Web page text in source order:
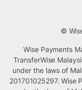
©
Wise Payments
TransferWise
under the laws of
201701025297. Wise